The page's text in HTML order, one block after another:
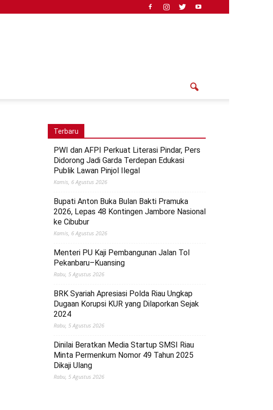
Terbaru
PWI dan AFPI Perkuat Literasi Pindar, Pers
Didorong Jadi Garda Terdepan Edukasi
Publik Lawan Pinjol Ilegal
Kamis, 6 Agustus 2026
Bupati Anton Buka Bulan Bakti Pramuka
2026, Lepas 48 Kontingen Jambore Nasional
ke Cibubur
Kamis, 6 Agustus 2026
Menteri PU Kaji Pembangunan Jalan Tol
Pekanbaru–Kuansing
Rabu, 5 Agustus 2026
BRK Syariah Apresiasi Polda Riau Ungkap
Dugaan Korupsi KUR yang Dilaporkan Sejak
2024
Rabu, 5 Agustus 2026
Dinilai Beratkan Media Startup SMSI Riau
Minta Permenkum Nomor 49 Tahun 2025
Dikaji Ulang
Rabu, 5 Agustus 2026